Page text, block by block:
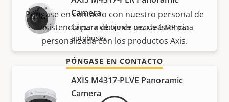
Camera
Cámara de ojo de pez de 6 MP para
autobuses
AXIS M4317-PLVE Panoramic
Camera
Póngase en contacto con nuestro personal de
asistencia para obtener una asistencia
personalizada con los productos Axis.
PÓNGASE EN CONTACTO